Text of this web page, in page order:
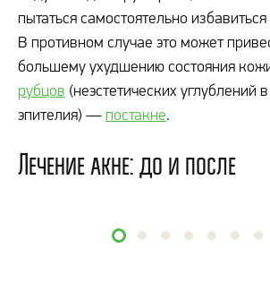
пытаться самостоятельно
В противном случае это может
большему ухудшению состояния
рубцов (неэстетических углублений
эпителия) — постакне.
Лечение акне: до и после